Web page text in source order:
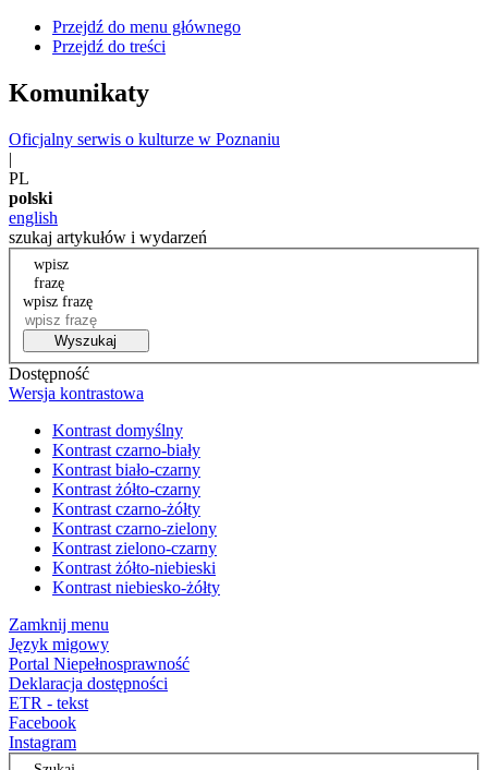
Przejdź do menu głównego
Przejdź do treści
Komunikaty
Oficjalny serwis o kulturze w Poznaniu
|
PL
polski
english
szukaj artykułów i wydarzeń
wpisz
frazę
wpisz frazę
Wyszukaj
Dostępność
Wersja kontrastowa
Kontrast domyślny
Kontrast czarno-biały
Kontrast biało-czarny
Kontrast żółto-czarny
Kontrast czarno-żółty
Kontrast czarno-zielony
Kontrast zielono-czarny
Kontrast żółto-niebieski
Kontrast niebiesko-żółty
Zamknij menu
Język migowy
Portal Niepełnosprawność
Deklaracja dostępności
ETR - tekst
Facebook
Instagram